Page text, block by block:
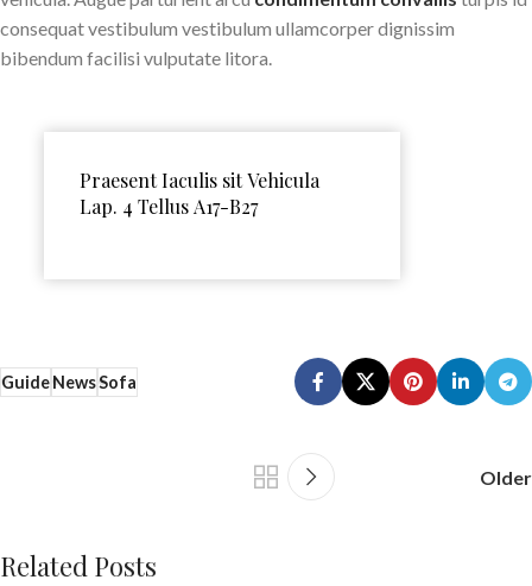
consequat vestibulum vestibulum ullamcorper dignissim
bibendum facilisi vulputate litora.
Praesent Iaculis sit Vehicula
Lap. 4 Tellus A17-B27
GuideNewsSofa
Older
Related Posts